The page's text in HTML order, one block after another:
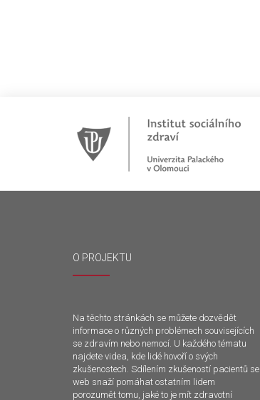
O PROJEKTU
Na těchto stránkách se můžete dozvědět
informace o různých problémech souvisejících
se zdravím nebo nemocí. U každého tématu
najdete videa, kde lidé hovoří o svých
zkušenostech. Sdílením zkušeností pacientů se
web snaží pomáhat ostatním lidem
porozumět tomu, jaké to je mít zdravotní